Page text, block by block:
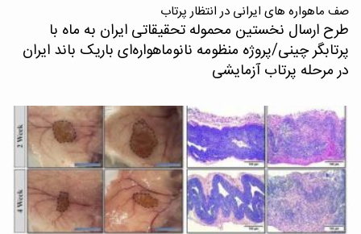
صف ماهواره های ایرانی در انتظار پرتاب
طرح ارسال نخستین محموله تحقیقاتی ایران به ماه با
پرتابگر چینی/پروژه منظومه نانوماهواره‌ای باریک باند ایران
در مرحله پرتاب آزمایشی